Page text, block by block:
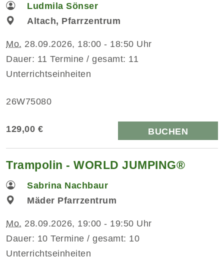
Ludmila Sönser
Altach, Pfarrzentrum
Mo. 28.09.2026, 18:00 - 18:50 Uhr
Dauer: 11 Termine / gesamt: 11
Unterrichtseinheiten
26W75080
129,00 € BUCHEN
Trampolin - WORLD JUMPING®
Sabrina Nachbaur
Mäder Pfarrzentrum
Mo. 28.09.2026, 19:00 - 19:50 Uhr
Dauer: 10 Termine / gesamt: 10
Unterrichtseinheiten